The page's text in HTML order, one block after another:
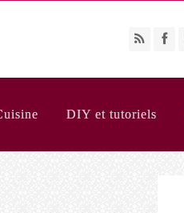
DIY et tutoriels